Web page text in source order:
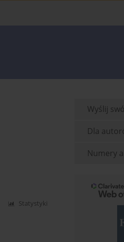
Statystyki
Wyślij
Dla
Numery